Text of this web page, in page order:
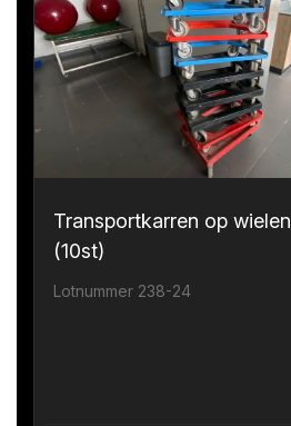
Transportkarren op wielen
(10st)
Lotnummer 238-24